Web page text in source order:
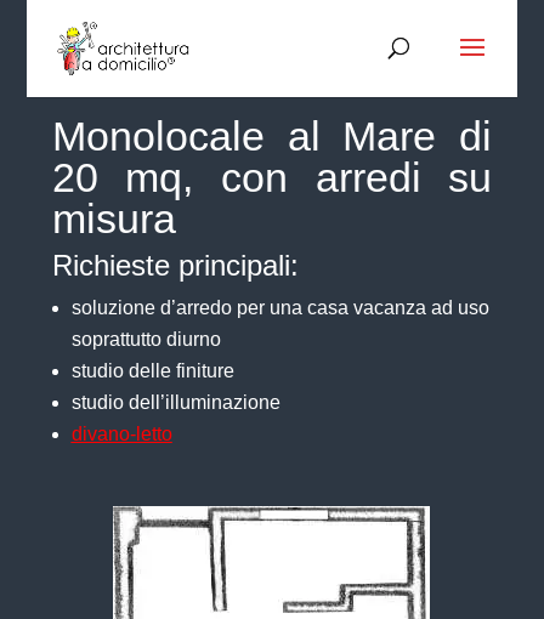
Monolocale al Mare di
20 mq, con arredi su
misura
Richieste principali:
soluzione d’arredo per una casa vacanza ad uso
soprattutto diurno
studio delle finiture
studio dell’illuminazione
divano-letto